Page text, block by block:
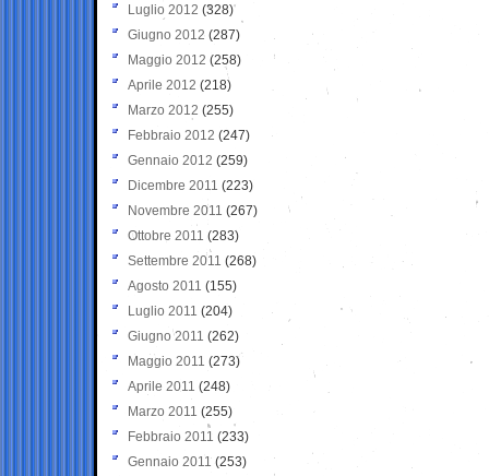
Luglio 2012 (328)
Giugno 2012 (287)
Maggio 2012 (258)
Aprile 2012 (218)
Marzo 2012 (255)
Febbraio 2012 (247)
Gennaio 2012 (259)
Dicembre 2011 (223)
Novembre 2011 (267)
Ottobre 2011 (283)
Settembre 2011 (268)
Agosto 2011 (155)
Luglio 2011 (204)
Giugno 2011 (262)
Maggio 2011 (273)
Aprile 2011 (248)
Marzo 2011 (255)
Febbraio 2011 (233)
Gennaio 2011 (253)